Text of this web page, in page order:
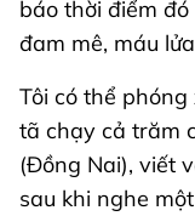
báo thời điểm
đam mê, máu
Tôi có thể
tã chạy cả trăm
(Đồng Nai), viết
sau khi nghe